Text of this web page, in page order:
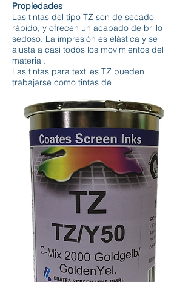
Propiedades
Las tintas del tipo TZ son de secado
rápido, y ofrecen un acabado de brillo
sedoso. La impresión es elástica y se
ajusta a casi todos los movimientos del
material.
Las tintas para textiles TZ pueden
trabajarse como tintas de